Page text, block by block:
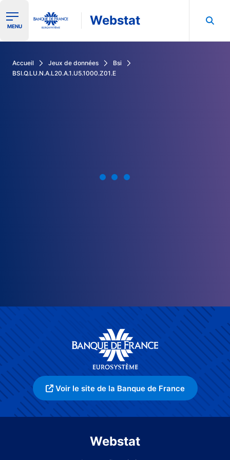
Ouvrir le menu de navigation
MENU Webstat
Accueil Jeux de données
Bsi
BSI.Q.LU.N.A.L20.A.1.U5.1000.Z01.E
Voir le site de la Banque de France
Webstat